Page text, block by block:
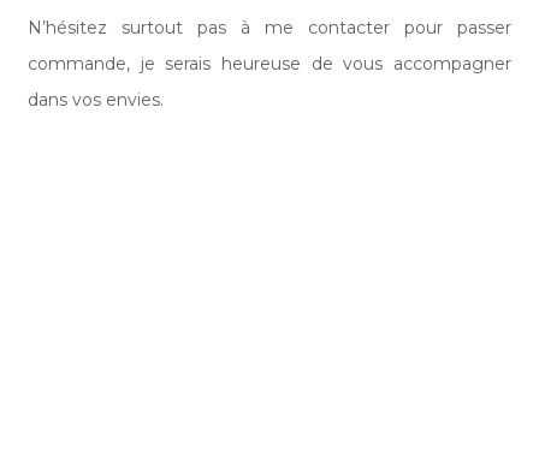
N’hésitez surtout pas à me contacter pour passer
commande, je serais heureuse de vous accompagner
dans vos envies.